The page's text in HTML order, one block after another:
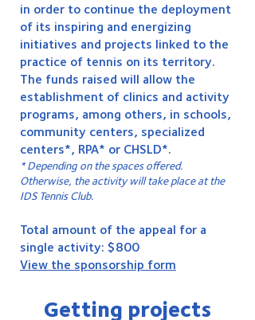
in order to continue the deployment
of its inspiring and energizing
initiatives and projects linked to the
practice of tennis on its territory.
The funds raised will allow the
establishment of clinics and activity
programs, among others, in schools,
community centers, specialized
centers*, RPA* or CHSLD*.
* Depending on the spaces offered.
Otherwise, the activity will take place at the
IDS Tennis Club.
Total amount of the appeal for a
single activity: $800
View the sponsorship form
Getting projects